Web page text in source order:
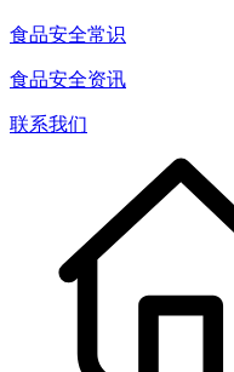
食品安全常识
食品安全资讯
联系我们